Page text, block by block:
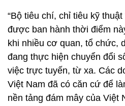
“Bộ tiêu chí, chỉ tiêu kỹ
được ban hành thời điểm
khi nhiều cơ quan, tổ chức,
đang thực hiện chuyển đổi
việc trực tuyến, từ xa. Các
Việt Nam đã có căn cứ để
nền tảng đám mây của Việt